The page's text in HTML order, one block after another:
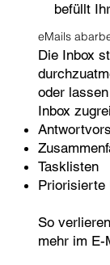
befüllt
eMails
Die Inbox
oder
Inbox
Tasklisten
Priorisierte
So
mehr im E-